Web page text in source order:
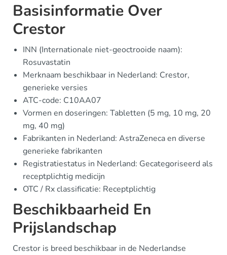
Basisinformatie Over
Crestor
INN (Internationale niet-geoctrooide naam):
Rosuvastatin
Merknaam beschikbaar in Nederland: Crestor,
generieke versies
ATC-code: C10AA07
Vormen en doseringen: Tabletten (5 mg, 10 mg, 20
mg, 40 mg)
Fabrikanten in Nederland: AstraZeneca en diverse
generieke fabrikanten
Registratiestatus in Nederland: Gecategoriseerd als
receptplichtig medicijn
OTC / Rx classificatie: Receptplichtig
Beschikbaarheid En
Prijslandschap
Crestor is breed beschikbaar in de Nederlandse